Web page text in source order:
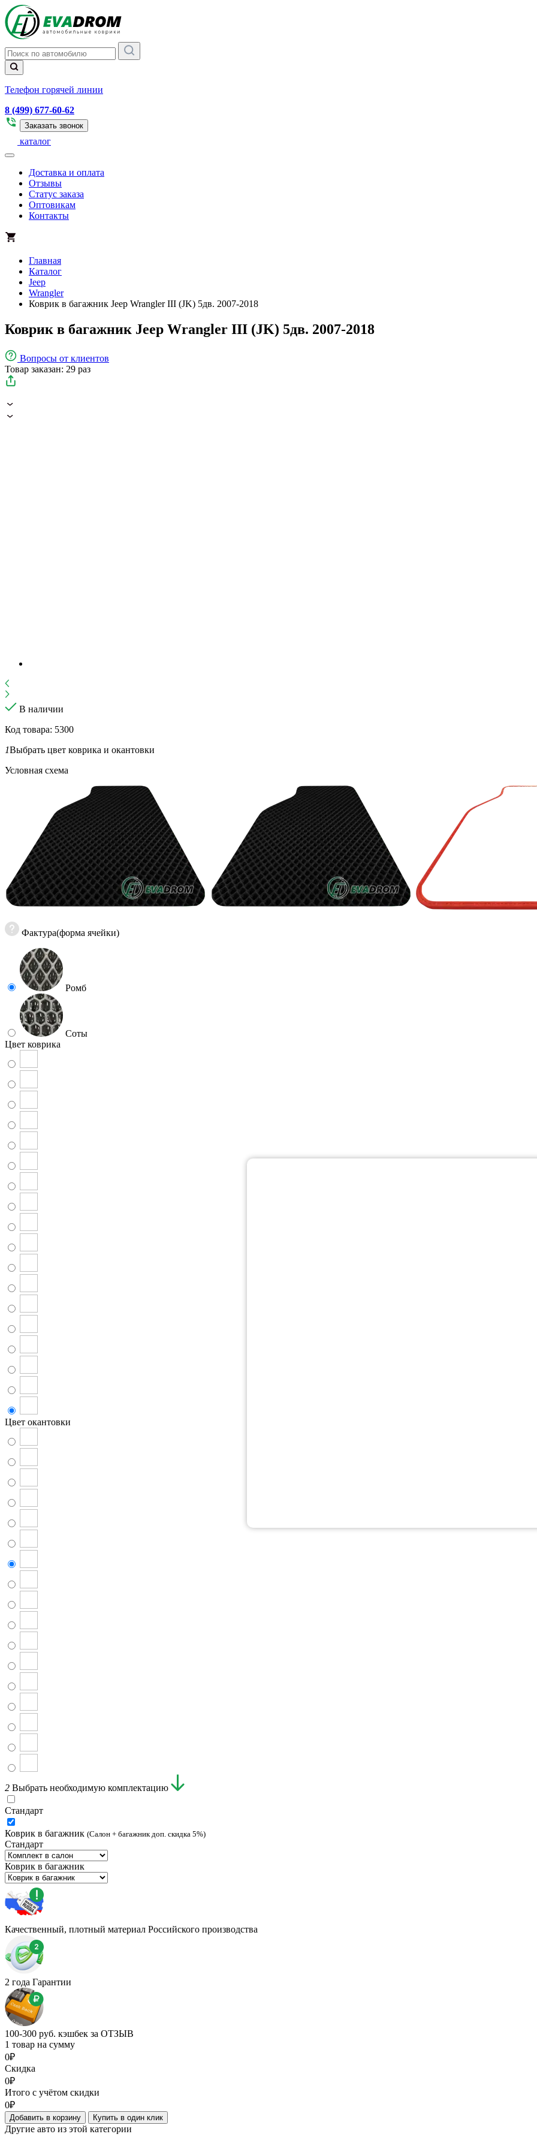
Телефон горячей линии
8 (499) 677-60-62
Заказать звонок
каталог
Доставка и оплата
Отзывы
Статус заказа
Оптовикам
Контакты
Главная
Каталог
Jeep
Wrangler
Коврик в багажник Jeep Wrangler III (JK) 5дв. 2007-2018
Коврик в багажник Jeep Wrangler III (JK) 5дв. 2007-2018
Вопросы от клиентов
Товар заказан: 29 раз
В наличии
Код товара: 5300
1Выбрать цвет коврика и окантовки
Условная схема
Фактура(форма ячейки)
Ромб
Соты
Цвет коврика
Цвет окантовки
2 Выбрать необходимую комплектацию
Стандарт
Коврик в багажник (Салон + багажник доп. скидка 5%)
Стандарт
Коврик в багажник
Качественный, плотный материал Российского производства
2 года Гарантии
100-300 руб. кэшбек за ОТЗЫВ
1 товар на сумму
0₽
Скидка
0₽
Итого с учётом скидки
0₽
Добавить в корзину Купить в один клик
Другие авто из этой категории